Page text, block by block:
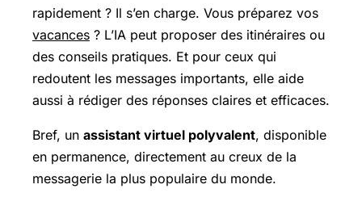
rapidement ? Il s’en charge. Vous préparez vos
vacances ? L’IA peut proposer des itinéraires ou
des conseils pratiques. Et pour ceux qui
redoutent les messages importants, elle aide
aussi à rédiger des réponses claires et efficaces.
Bref, un assistant virtuel polyvalent, disponible
en permanence, directement au creux de la
messagerie la plus populaire du monde.